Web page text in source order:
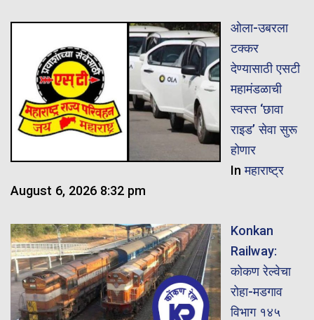
ओला-उबरला
टक्कर
देण्यासाठी एसटी
महामंडळाची
स्वस्त ‘छावा
राइड’ सेवा सुरू
होणार
Inमहाराष्ट्र
August 6, 2026 8:32 pm
Konkan
Railway:
कोकण रेल्वेचा
रोहा-मडगाव
विभाग १४५